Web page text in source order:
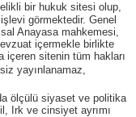
bir hukuk sitesi olup,
görmektedir. Genel
Anayasa mahkemesi,
içermekle birlikte
içeren sitenin tüm hakları
yayınlanamaz,
ölçülü siyaset ve politika
Irk ve cinsiyet ayrımı